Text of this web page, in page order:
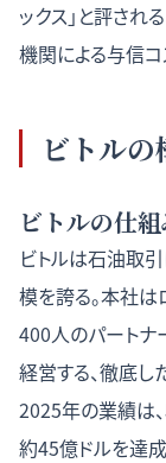
ックス」と評され
機関による与信コ
ビトルの
ビトルの仕
ビトルは石油取
模を誇る。本社は
400人のパートナ
経営する、徹底し
2025年の業績は
約45億ドルを達